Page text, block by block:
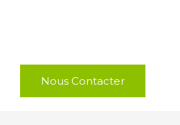
Nous Contacter